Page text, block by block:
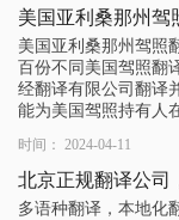
美国亚利桑那州驾
美国亚利桑那州驾照
百份不同美国驾照翻
经翻译有限公司翻译
能为美国驾照持有人
时间： 2024-04-11
北京正规翻译公司
多语种翻译，本地化